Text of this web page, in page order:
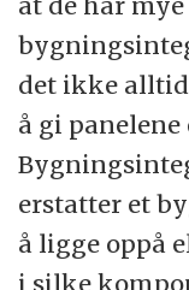
det ikke
å gi
erstatter et
å ligge oppå
i silke